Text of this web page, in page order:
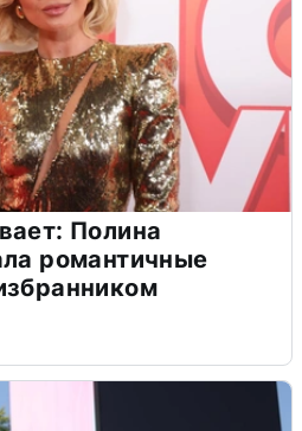
Полина
романтичные